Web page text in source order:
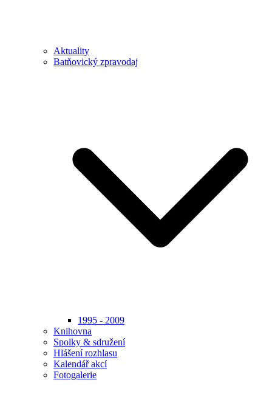
Aktuality
Batňovický zpravodaj
1995 - 2009
Knihovna
Spolky & sdružení
Hlášení rozhlasu
Kalendář akcí
Fotogalerie